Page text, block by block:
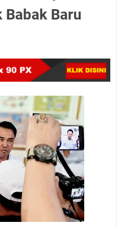
Babak Baru